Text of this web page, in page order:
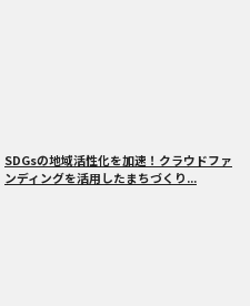
SDGsの地域活性化を加速！クラウドファ
ンディングを活用したまちづくり...